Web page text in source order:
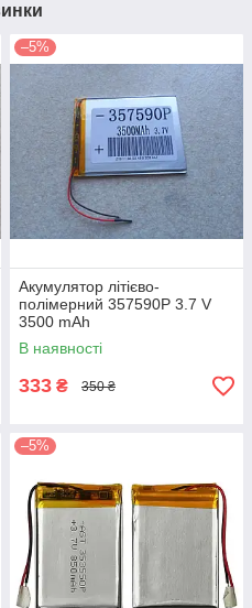
–5%
Акумулятор літієво-
полімерний 357590P 3.7 V
3500 mAh
В наявності
333 ₴ 350 ₴
–5%